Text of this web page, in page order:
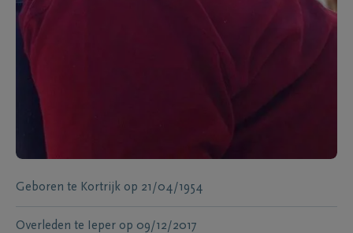
Geboren te Kortrijk op 21/04/1954
Overleden te Ieper op 09/12/2017